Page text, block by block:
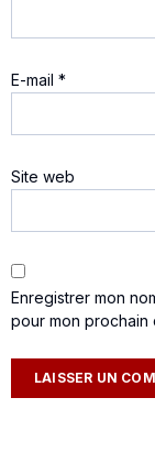
E-mail *
Site web
Enregistrer mon
pour mon prochain